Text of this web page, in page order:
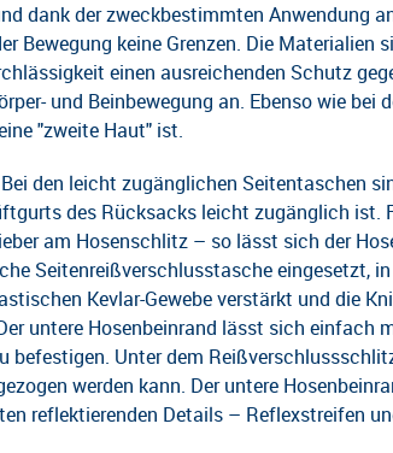
dank der zweckbestimmten Anwendung
Bewegung keine Grenzen. Die Materialien
einen ausreichenden Schutz
und Beinbewegung an. Ebenso wie bei
"zweite Haut" ist.
den leicht zugänglichen Seitentaschen
des Rücksacks leicht zugänglich ist.
am Hosenschlitz – so lässt sich der
Seitenreißverschlusstasche eingesetzt,
Kevlar-Gewebe verstärkt und die
untere Hosenbeinrand lässt sich einfach
Unter dem
werden kann. Der untere
reflektierenden Details – Reflexstreifen